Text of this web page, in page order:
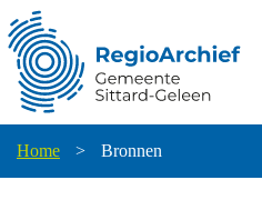
naar
de
inhoud
Home > Bronnen